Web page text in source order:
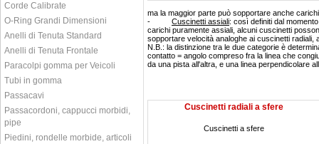
Corde Calibrate
O-Ring Grandi Dimensioni
Anelli di Tenuta Standard
Anelli di Tenuta Frontale
Paracolpi gomma per Veicoli
Tubi in gomma
Passacavi
Passacordoni, cappucci morbidi,
pipe
Piedini, rondelle morbide, articoli
ma la maggior parte può sopportare anche
- Cuscinetti assiali: così definiti dal
carichi puramente assiali, alcuni cuscinetti
sopportare velocità analoghe ai cuscinetti radiali,
N.B.: la distinzione tra le due categorie è
contatto = angolo compreso fra la linea che
da una pista all'altra, e una linea perpendicolare
Cuscinetti radiali a sfere
Cuscinetti a sfere